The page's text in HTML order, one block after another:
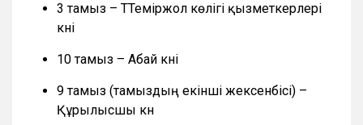
3 тамыз – ТТеміржол көлігі қызметкерлері
күні
10 тамыз – Абай күні
9 тамыз (тамыздың екінші жексенбісі) –
Құрылысшы күн